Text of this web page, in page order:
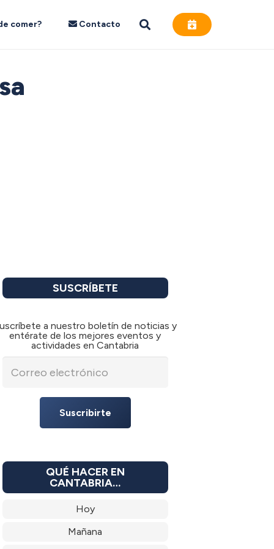
comer? Contacto
SUSCRÍBETE
a nuestro boletín de noticias y
entérate de los mejores eventos y
actividades en Cantabria
Suscribirte
QUÉ HACER EN
CANTABRIA…
Hoy
Mañana